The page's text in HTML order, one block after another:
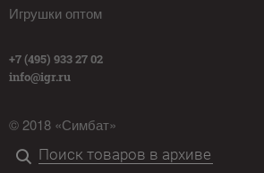
Игрушки оптом
+7 (495) 933 27 02
info@igr.ru
© 2018 «Симбат»